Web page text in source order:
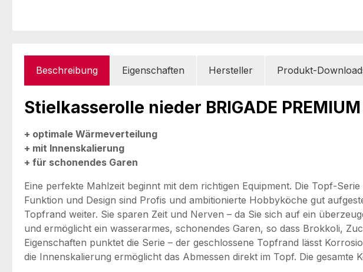
Beschreibung Eigenschaften Hersteller Produkt-
Stielkasserolle nieder BRIGADE
+ optimale Wärmeverteilung
+ mit Innenskalierung
+ für schonendes Garen
Eine perfekte Mahlzeit beginnt mit dem richtigen Equipment. Die Topf-
Funktion und Design sind Profis und ambitionierte Hobbyköche gut
Topfrand weiter. Sie sparen Zeit und Nerven – da Sie sich auf ein
und ermöglicht ein wasserarmes, schonendes Garen, so dass Brokkoli,
Eigenschaften punktet die Serie – der geschlossene Topfrand lässt
die Innenskalierung ermöglicht das Abmessen direkt im Topf. Die